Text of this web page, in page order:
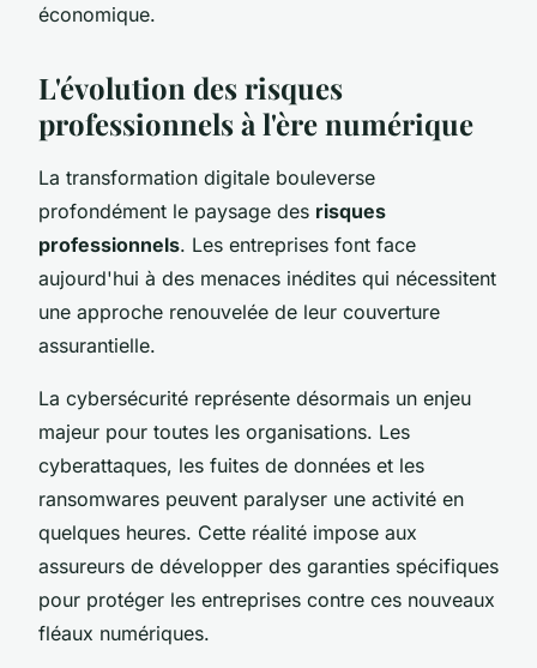
économique.
L'évolution des risques
professionnels à l'ère numérique
La transformation digitale bouleverse
profondément le paysage des risques
professionnels. Les entreprises font face
aujourd'hui à des menaces inédites qui nécessitent
une approche renouvelée de leur couverture
assurantielle.
La cybersécurité représente désormais un enjeu
majeur pour toutes les organisations. Les
cyberattaques, les fuites de données et les
ransomwares peuvent paralyser une activité en
quelques heures. Cette réalité impose aux
assureurs de développer des garanties spécifiques
pour protéger les entreprises contre ces nouveaux
fléaux numériques.